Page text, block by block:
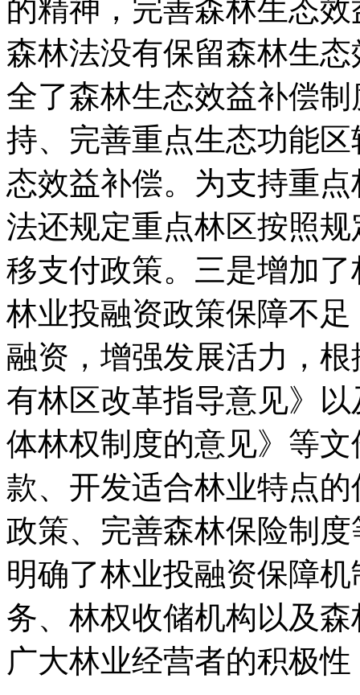
的精神，完善森林生态
森林法没有保留森林生
全了森林生态效益补偿
持、完善重点生态功能
态效益补偿。为支持重
法还规定重点林区按照
移支付政策。三是增加
林业投融资政策保障不
融资，增强发展活力，
有林区改革指导意见》
体林权制度的意见》等
款、开发适合林业特点
政策、完善森林保险制
明确了林业投融资保障
务、林权收储机构以及
广大林业经营者的积极